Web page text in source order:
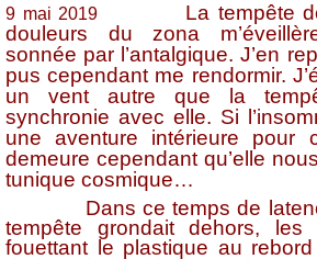
9 mai 2019 La tempête
douleurs du zona
sonnée par l’antalgique. J’en
pus cependant me rendormir.
un vent autre que la
synchronie avec elle. Si
une aventure intérieure pour
demeure cependant qu’elle
tunique cosmique…
Dans ce temps de
tempête grondait dehors, les
fouettant le plastique au